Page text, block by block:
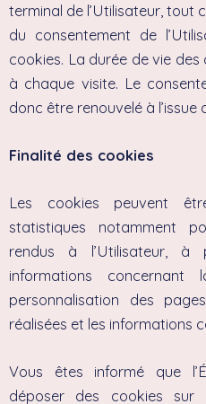
terminal de l’Utilisateur, tout
du consentement de
cookies. La durée de vie
à chaque visite. Le
donc être renouvelé à l’issue
Finalité des cookies
Les cookies peuvent
statistiques notamment
rendus à l’Utilisateur,
informations concernant
personnalisation des
réalisées et les informations
Vous êtes informé que
déposer des cookies sur